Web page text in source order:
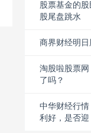
股票基金的
股尾盘跳水
商界财经明
淘股啦股票
了吗？
中华财经行情
利好，是否迎